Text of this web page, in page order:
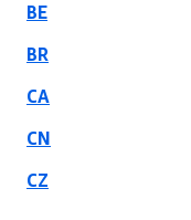
BE
BR
CA
CN
CZ